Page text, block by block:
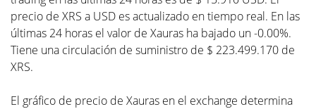
precio de XRS a USD es actualizado en tiempo real. En las
últimas 24 horas el valor de Xauras ha bajado un -0.00%.
Tiene una circulación de suministro de $ 223.499.170 de
XRS.
El gráfico de precio de Xauras en el exchange determina